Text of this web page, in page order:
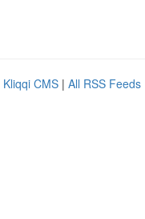
Kliqqi CMS | All RSS Feeds